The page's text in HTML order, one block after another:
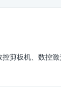
剪板机、数控